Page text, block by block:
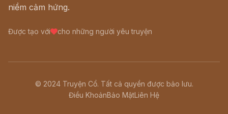
niềm cảm hứng.
Được tạo với cho những người yêu truyện
© 2024 Truyện Cổ. Tất cả quyền được bảo lưu.
Điều KhoảnBảo MậtLiên Hệ